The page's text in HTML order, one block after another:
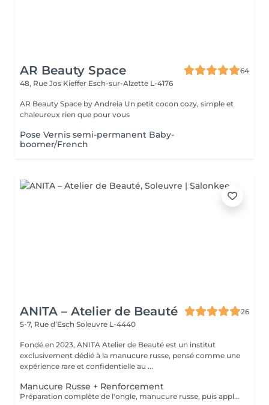
AR Beauty Space
64
48, Rue Jos Kieffer Esch-sur-Alzette L-4176
AR Beauty Space by Andreia Un petit cocon cozy, simple et
chaleureux rien que pour vous
Pose Vernis semi-permanent Baby-
boomer/French
ANITA – Atelier de Beauté
26
5-7, Rue d’Esch Soleuvre L-4440
Fondé en 2023, ANITA Atelier de Beauté est un institut
exclusivement dédié à la manucure russe, pensé comme une
expérience rare et confidentielle au ...
Manucure Russe + Renforcement
Préparation complète de l'ongle, manucure russe, puis application d'un renfort avec base teintée couleur naturelle pour solidifier la plaque, unifier l'ongle et améliorer la tenue.